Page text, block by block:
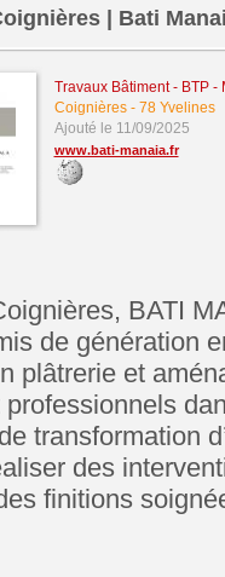
| Bati
Travaux Bâtiment - BTP
Coignières- 78 Yvelines
Ajouté le 11/09/2025
www.bati-manaia.fr
BATI
de génération
plâtrerie et
transformation
des
finitions